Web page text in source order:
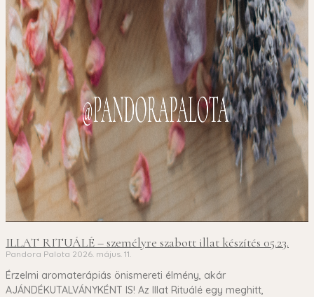
ILLAT RITUÁLÉ – személyre szabott illat készítés 05.23.
Pandora Palota 2026. május. 11.
Érzelmi aromaterápiás önismereti élmény, akár
AJÁNDÉKUTALVÁNYKÉNT IS! Az Illat Rituálé egy meghitt,